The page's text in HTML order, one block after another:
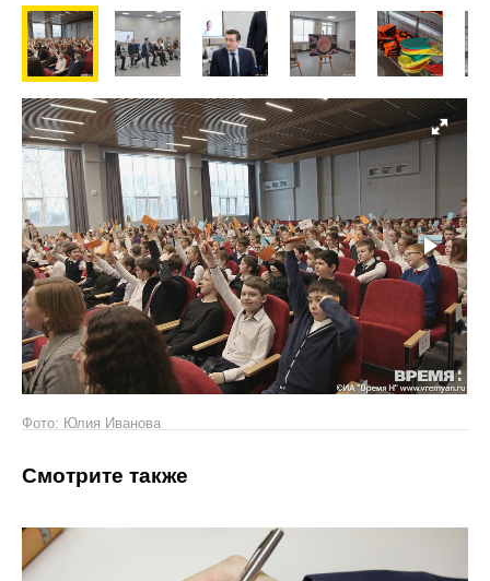
Фото: Юлия Иванова
Смотрите также